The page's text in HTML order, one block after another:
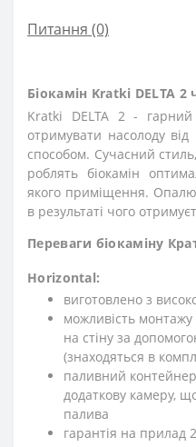
Питання (0)
Біокамін Kratki DELTA
Kratki DELTA 2 -
отримувати насолоду
способом. Сучасний
роблять біокамін
якого приміщення.
в результаті чого
Переваги біокаміну
Horizontal:
виготовлено з
можливість
на стіну за
(знаходяться в
паливний
додаткову камеру,
палива
гарантія на прилад